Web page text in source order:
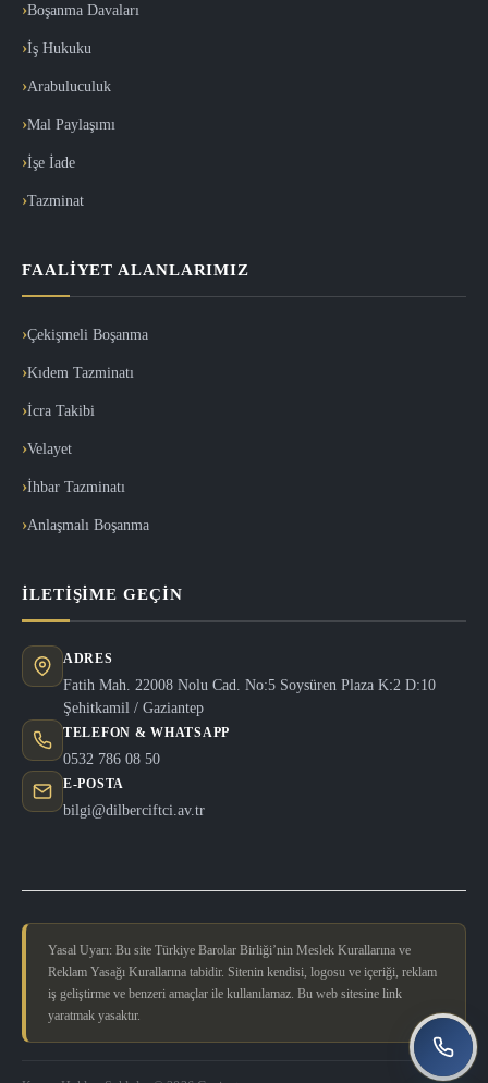
Boşanma Davaları
İş Hukuku
Arabuluculuk
Mal Paylaşımı
İşe İade
Tazminat
FAALIYET ALANLARIMIZ
Çekişmeli Boşanma
Kıdem Tazminatı
İcra Takibi
Velayet
İhbar Tazminatı
Anlaşmalı Boşanma
İLETIŞIME GEÇIN
ADRES
Fatih Mah. 22008 Nolu Cad. No:5 Soysüren Plaza K:2 D:10
Şehitkamil / Gaziantep
TELEFON & WHATSAPP
0532 786 08 50
E-POSTA
bilgi@dilberciftci.av.tr
Yasal Uyarı: Bu site Türkiye Barolar Birliği’nin Meslek Kurallarına ve
Reklam Yasağı Kurallarına tabidir. Sitenin kendisi, logosu ve içeriği, reklam
iş geliştirme ve benzeri amaçlar ile kullanılamaz. Bu web sitesine link
yaratmak yasaktır.